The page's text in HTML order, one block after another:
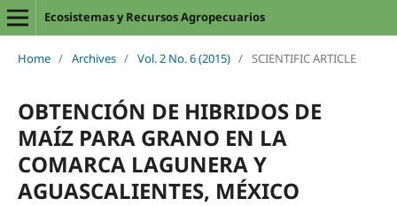
Ecosistemas y Recursos Agropecuarios
Home / Archives / Vol. 2 No. 6 (2015) / SCIENTIFIC ARTICLE
OBTENCIÓN DE HIBRIDOS DE
MAÍZ PARA GRANO EN LA
COMARCA LAGUNERA Y
AGUASCALIENTES, MÉXICO